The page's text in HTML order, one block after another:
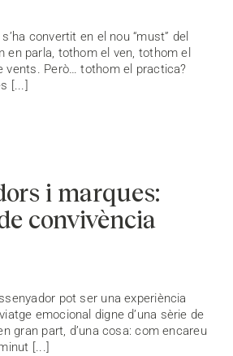
convertit en el nou “must” del
en parla, tothom el ven, tothom el
vents. Però… tothom el practica?
[...]
i marques:
convivència
pot ser una experiència
emocional digne d’una sèrie de
gran part, d’una cosa: com encareu
[...]